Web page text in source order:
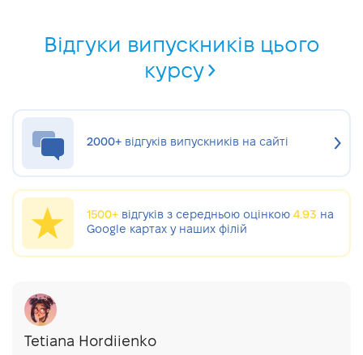
Відгуки випускників цього
курсу
2000+ відгуків випускників на сайті
1500+ відгуків з середньою оцінкою 4.93 на
Google картах у наших філій
Tetiana Hordiienko